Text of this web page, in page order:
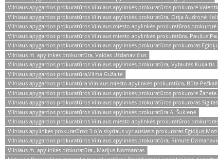
Vilniaus apygardos prokuratūros Vilniaus apylinkės prokuratūros prokurorė
Vilniaus apygardos prokuratūros Vilniaus apylinkės prokuratūra, Orija Audronė
Vilniaus apygardos prokuratūros Vilniaus miesto apylinkės prokuratūros
Vilniaus apygardos prokuratūros Vilniaus miesto apylinkės prokuratūra, Paulius
Vilniaus apygardos prokuratūros Vilniaus apylinkės prokuratūros prokuroras
Vilniaus m. apylinkės prokuratūra, Valdas Uždanavičius
Vilniaus apygardos prokuratūros Vilniaus apylinkės prokuratūra, Vytautas Kukaitis
Vilniaus apygardos prokuratūra,Vilma Gužaitė
Vilniaus apygardos prokuratūra Vilniaus miesto apylinkės prokuratūra, Rūta
Vilniaus apygardos prokuratūros Vilniaus apylinkės prokuratūros prokurorė Žaneta
Vilniaus apygardos prokuratūros Vilniaus apylinkės prokuratūros prokuroras Sigitas
Vilniaus apygardos prokuratūros Vilniaus apylinkės prokuratūra A. Šukienė
Vilniaus apygardos prokuratūros Vilniaus miesto apylinkės prokuratūros
Vilniaus apylinkės prokuratūros 3-ojo skyriaus vyriausiasis prokuroras Egidijus
Vilniaus apygardos prokuratūros Vilniaus apylinkės prokuratūra, Rimutė
Vilniaus m. apylinkės prokuratūra , Marijus Normantas